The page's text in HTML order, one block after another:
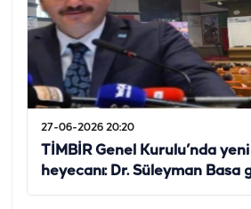
27-06-2026 20:20
TİMBİR Genel Kurulu’nda
heyecanı: Dr. Süleyman Basa